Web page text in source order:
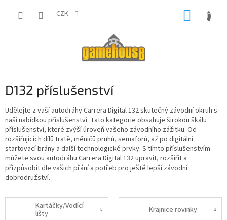
CZK
D132 příslušenství
Udělejte z vaší autodráhy Carrera Digital 132 skutečný závodní okruh s
naší nabídkou příslušenství. Tato kategorie obsahuje širokou škálu
příslušenství, které zvýší úroveň vašeho závodního zážitku. Od
rozšiřujících dílů tratě, měničů pruhů, semaforů, až po digitální
startovací brány a další technologické prvky. S tímto příslušenstvím
můžete svou autodráhu Carrera Digital 132 upravit, rozšířit a
přizpůsobit dle vašich přání a potřeb pro ještě lepší závodní
dobrodružství.
Kartáčky/Vodící
lišty
Krajnice rovinky